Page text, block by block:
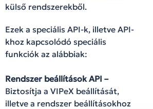
külső rendszerekből.
Ezek a speciális API-k, illetve API-
khoz kapcsolódó speciális
funkciók az alábbiak:
Rendszer beállítások API –
Biztosítja a VIPeX beállítását,
illetve a rendszer beállításokhoz